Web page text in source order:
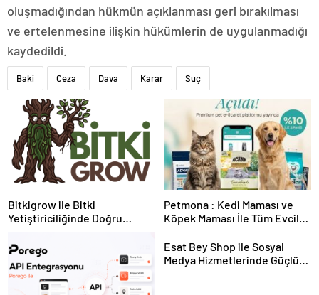
oluşmadığından hükmün açıklanması geri bırakılması
ve ertelenmesine ilişkin hükümlerin de uygulanmadığı
kaydedildi.
Baki Ceza Dava Karar Suç
Bitkigrow ile Bitki
Yetiştiriciliğinde Doğru
Petmona : Kedi Maması ve
Köpek Maması İle Tüm Evcil
Esat Bey Shop ile Sosyal
Medya Hizmetlerinde Güçlü